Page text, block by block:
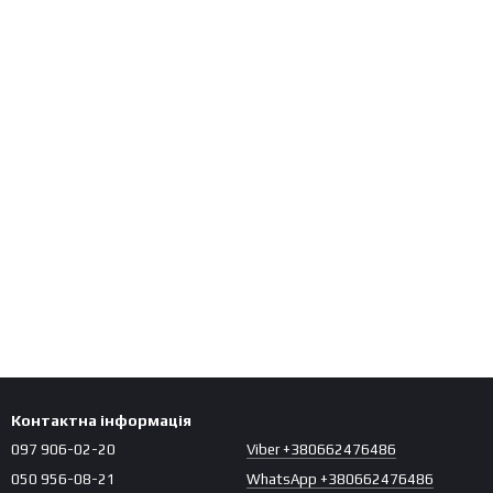
Контактна інформація
097 906-02-20
050 956-08-21
Viber +380662476486
WhatsApp +380662476486